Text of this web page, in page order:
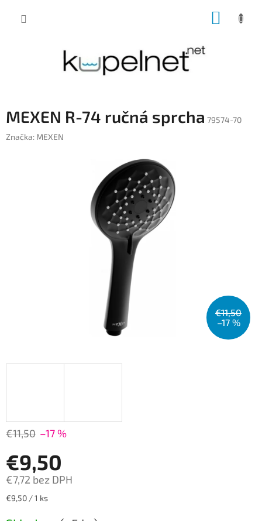
MEXEN R-74 ručná sprcha 79574-70
Značka: MEXEN
€11,50
–17 %
€11,50 –17 %
€9,50
€7,72 bez DPH
Jednotková
€9,50 / 1 ks